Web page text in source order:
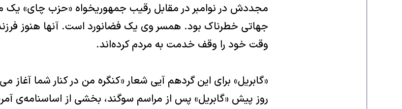
مجددش در نوامبر در مقابل رقیب جمهوریخواه «حزب چای» یک
جهاتی خطرناک بود. همسر وی یک فضانورد است. آنها هنوز
وقت خود را وقف خدمت به مردم کرده‌اند.
«گابریل» برای این گردهم آیی شعار «کنگره من در کنار شما آغاز
روز پیش «گابریل» پس از مراسم سوگند، بخشی از اساسنامه‌ی